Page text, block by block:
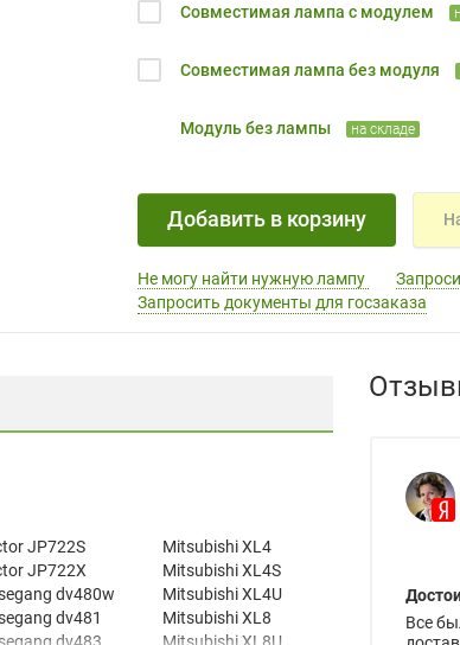
Совместимая лампа с модулем
Совместимая лампа без модуля
Модуль без лампы на складе
Добавить в корзину
Не могу найти нужную лампу
Запросить документы для госзаказа
Все
JP722S
JP722X
dv480w
dv481
dv483
Mitsubishi XL4
Mitsubishi XL4S
Mitsubishi XL4U
Mitsubishi XL8
Mitsubishi XL8U